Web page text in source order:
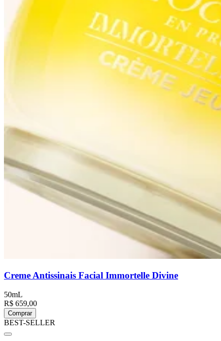
Creme Antissinais Facial Immortelle Divine
50mL
R$ 659,00
Comprar
BEST-SELLER